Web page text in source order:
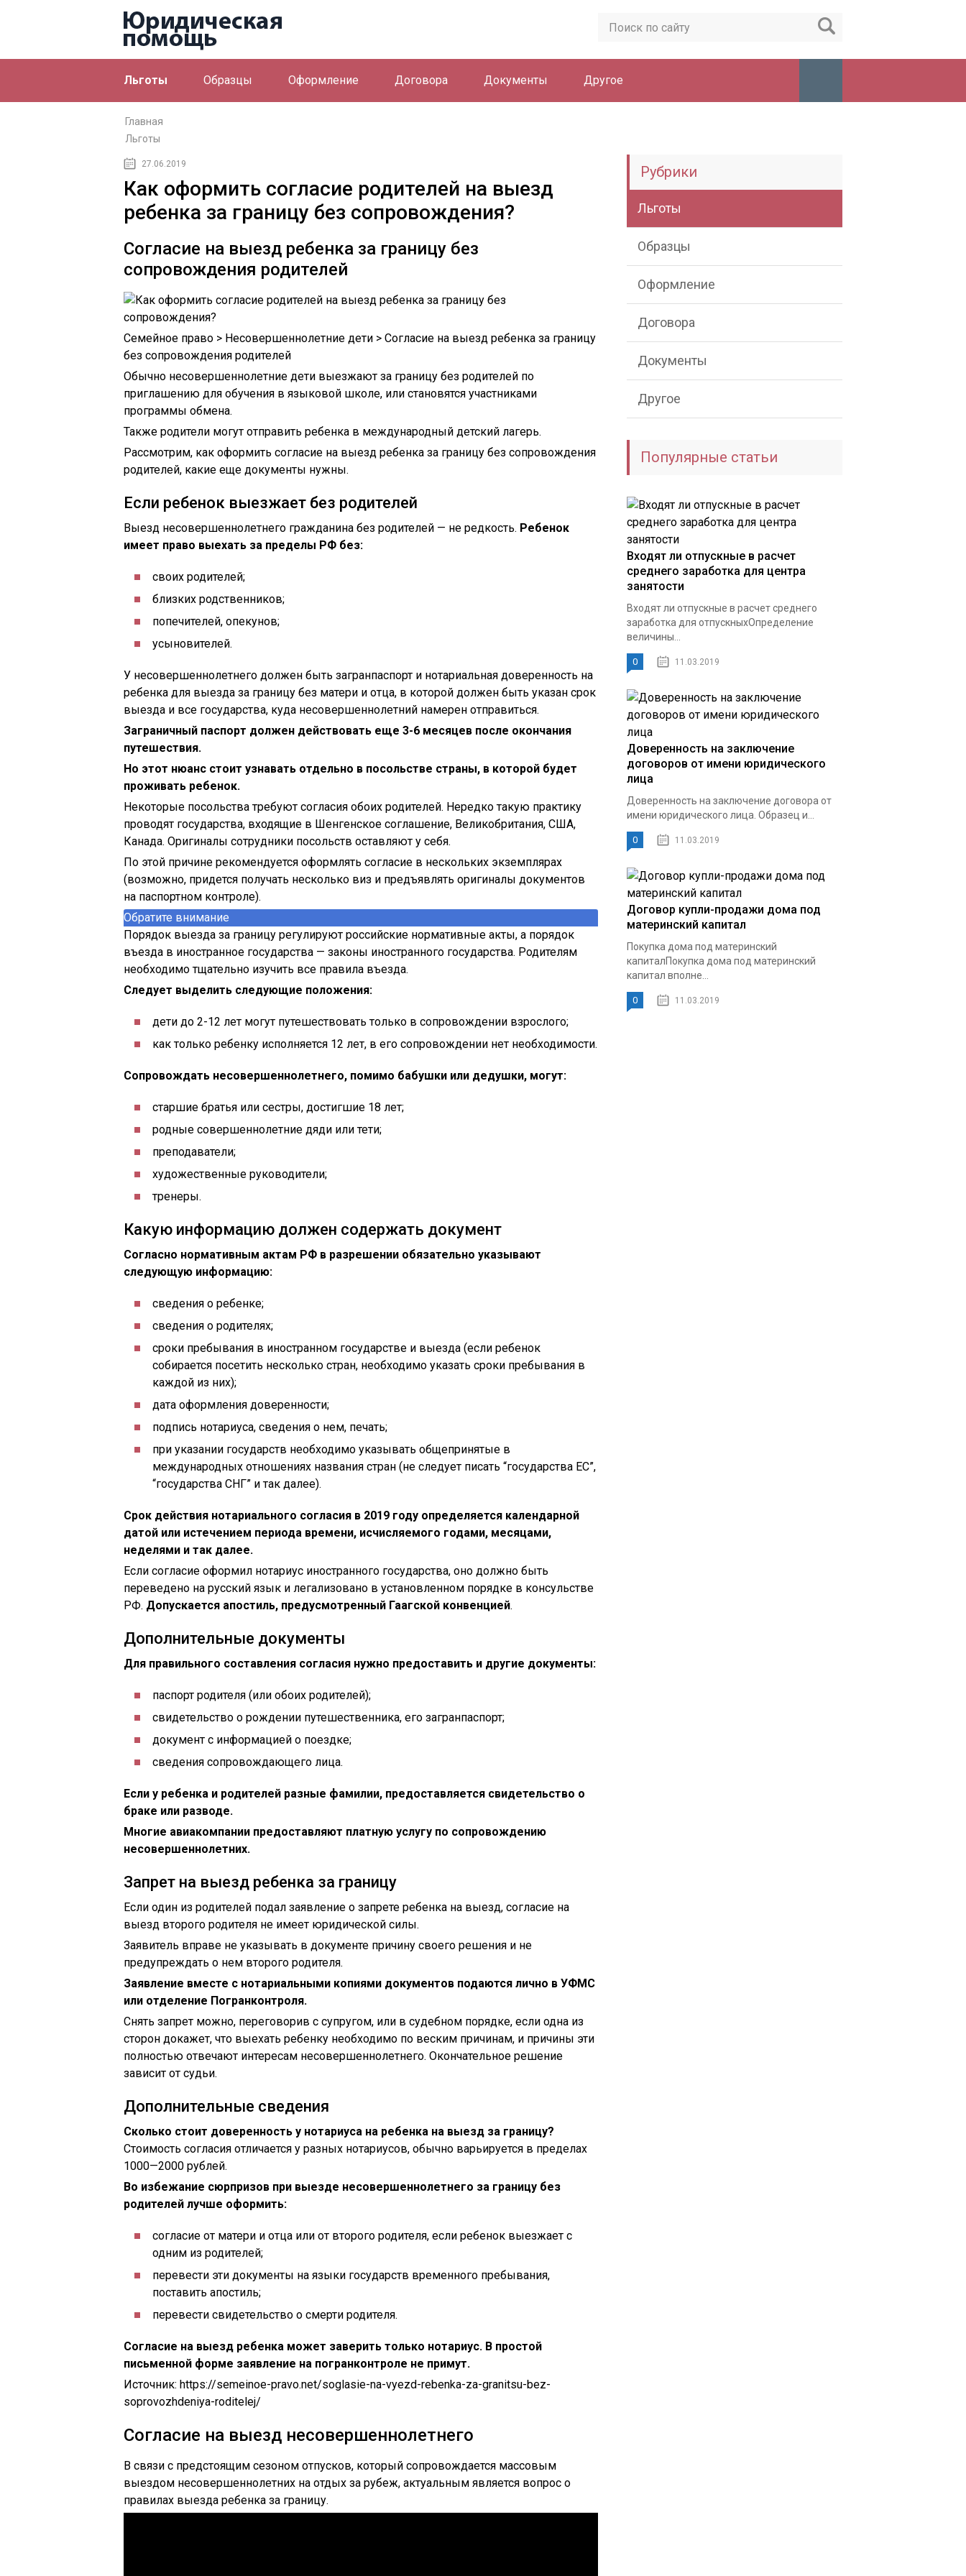
Льготы Образцы Оформление Договора Документы Другое
Главная
Льготы
27.06.2019
Как оформить согласие родителей на выезд
ребенка за границу без сопровождения?
Согласие на выезд ребенка за границу без
сопровождения родителей
Семейное право > Несовершеннолетние дети > Согласие на выезд ребенка за границу
без сопровождения родителей
Обычно несовершеннолетние дети выезжают за границу без родителей по
приглашению для обучения в языковой школе, или становятся участниками
программы обмена.
Также родители могут отправить ребенка в международный детский лагерь.
Рассмотрим, как оформить согласие на выезд ребенка за границу без сопровождения
родителей, какие еще документы нужны.
Если ребенок выезжает без родителей
Выезд несовершеннолетнего гражданина без родителей — не редкость. Ребенок
имеет право выехать за пределы РФ без:
своих родителей;
близких родственников;
попечителей, опекунов;
усыновителей.
У несовершеннолетнего должен быть загранпаспорт и нотариальная доверенность на
ребенка для выезда за границу без матери и отца, в которой должен быть указан срок
выезда и все государства, куда несовершеннолетний намерен отправиться.
Заграничный паспорт должен действовать еще 3-6 месяцев после окончания
путешествия.
Но этот нюанс стоит узнавать отдельно в посольстве страны, в которой будет
проживать ребенок.
Некоторые посольства требуют согласия обоих родителей. Нередко такую практику
проводят государства, входящие в Шенгенское соглашение, Великобритания, США,
Канада. Оригиналы сотрудники посольств оставляют у себя.
По этой причине рекомендуется оформлять согласие в нескольких экземплярах
(возможно, придется получать несколько виз и предъявлять оригиналы документов
на паспортном контроле).
Обратите внимание
Порядок выезда за границу регулируют российские нормативные акты, а порядок
въезда в иностранное государства — законы иностранного государства. Родителям
необходимо тщательно изучить все правила въезда.
Следует выделить следующие положения:
дети до 2-12 лет могут путешествовать только в сопровождении взрослого;
как только ребенку исполняется 12 лет, в его сопровождении нет необходимости.
Сопровождать несовершеннолетнего, помимо бабушки или дедушки, могут:
старшие братья или сестры, достигшие 18 лет;
родные совершеннолетние дяди или тети;
преподаватели;
художественные руководители;
тренеры.
Какую информацию должен содержать документ
Согласно нормативным актам РФ в разрешении обязательно указывают
следующую информацию:
сведения о ребенке;
сведения о родителях;
сроки пребывания в иностранном государстве и выезда (если ребенок
собирается посетить несколько стран, необходимо указать сроки пребывания в
каждой из них);
дата оформления доверенности;
подпись нотариуса, сведения о нем, печать;
при указании государств необходимо указывать общепринятые в
международных отношениях названия стран (не следует писать “государства ЕС”,
“государства СНГ” и так далее).
Срок действия нотариального согласия в 2019 году определяется календарной
датой или истечением периода времени, исчисляемого годами, месяцами,
неделями и так далее.
Если согласие оформил нотариус иностранного государства, оно должно быть
переведено на русский язык и легализовано в установленном порядке в консульстве
РФ. Допускается апостиль, предусмотренный Гаагской конвенцией.
Дополнительные документы
Для правильного составления согласия нужно предоставить и другие документы:
паспорт родителя (или обоих родителей);
свидетельство о рождении путешественника, его загранпаспорт;
документ с информацией о поездке;
сведения сопровождающего лица.
Если у ребенка и родителей разные фамилии, предоставляется свидетельство о
браке или разводе.
Многие авиакомпании предоставляют платную услугу по сопровождению
несовершеннолетних.
Запрет на выезд ребенка за границу
Если один из родителей подал заявление о запрете ребенка на выезд, согласие на
выезд второго родителя не имеет юридической силы.
Заявитель вправе не указывать в документе причину своего решения и не
предупреждать о нем второго родителя.
Заявление вместе с нотариальными копиями документов подаются лично в УФМС
или отделение Погранконтроля.
Снять запрет можно, переговорив с супругом, или в судебном порядке, если одна из
сторон докажет, что выехать ребенку необходимо по веским причинам, и причины эти
полностью отвечают интересам несовершеннолетнего. Окончательное решение
зависит от судьи.
Дополнительные сведения
Сколько стоит доверенность у нотариуса на ребенка на выезд за границу?
Стоимость согласия отличается у разных нотариусов, обычно варьируется в пределах
1000—2000 рублей.
Во избежание сюрпризов при выезде несовершеннолетнего за границу без
родителей лучше оформить:
согласие от матери и отца или от второго родителя, если ребенок выезжает с
одним из родителей;
перевести эти документы на языки государств временного пребывания,
поставить апостиль;
перевести свидетельство о смерти родителя.
Согласие на выезд ребенка может заверить только нотариус. В простой
письменной форме заявление на погранконтроле не примут.
Источник: https://semeinoe-pravo.net/soglasie-na-vyezd-rebenka-za-granitsu-bez-
soprovozhdeniya-roditelej/
Согласие на выезд несовершеннолетнего
В связи с предстоящим сезоном отпусков, который сопровождается массовым
выездом несовершеннолетних на отдых за рубеж, актуальным является вопрос о
правилах выезда ребенка за границу.
Рубрики
Льготы
Образцы
Оформление
Договора
Документы
Другое
Популярные статьи
Входят ли отпускные в расчет
среднего заработка для центра
занятости
Входят ли отпускные в расчет среднего
заработка для отпускныхОпределение
величины...
0 11.03.2019
Доверенность на заключение
договоров от имени юридического
лица
Доверенность на заключение договора от
имени юридического лица. Образец и...
0 11.03.2019
Договор купли-продажи дома под
материнский капитал
Покупка дома под материнский
капиталПокупка дома под материнский
капитал вполне...
0 11.03.2019